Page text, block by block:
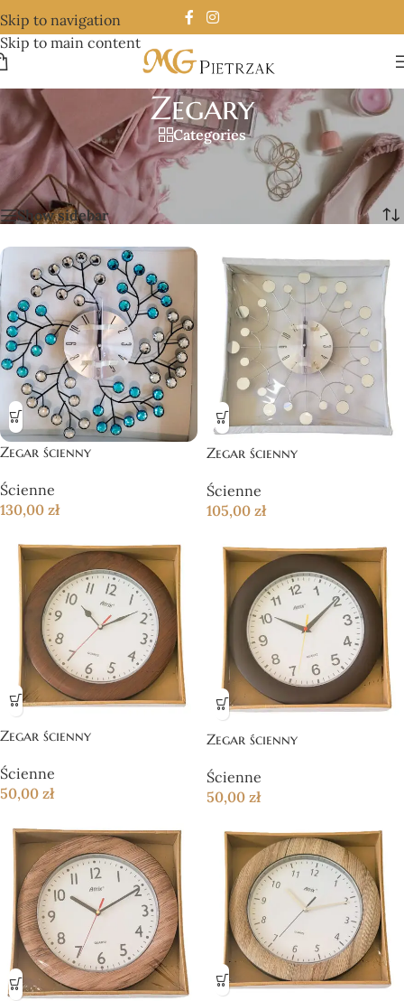
Skip to navigation
Skip to main content
Zegary
Categories
Strona główna/Zegary/Strona 16
Wyświetlanie 181–192 z 199 wyników
Show sidebar
Zegar ścienny
Ścienne
130,00 zł
Zegar ścienny
Ścienne
105,00 zł
Zegar ścienny
Ścienne
50,00 zł
Zegar ścienny
Ścienne
50,00 zł